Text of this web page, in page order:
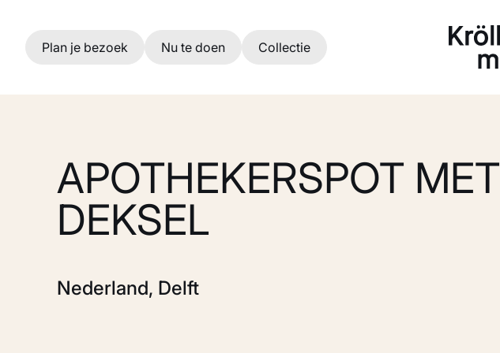
Ga naar hoofdinhoud
Plan je bezoek Nu te doen Collectie
APOTHEKERSPOT MET
DEKSEL
Nederland, Delft